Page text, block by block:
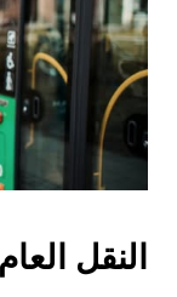
النقل العام